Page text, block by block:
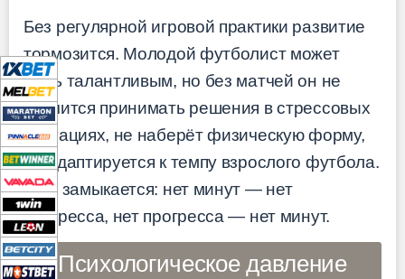
Без регулярной игровой практики развитие
тормозится. Молодой футболист может
быть талантливым, но без матчей он не
научится принимать решения в стрессовых
ситуациях, не наберёт физическую форму,
не адаптируется к темпу взрослого футбола.
Круг замыкается: нет минут — нет
прогресса, нет прогресса — нет минут.
Психологическое давление